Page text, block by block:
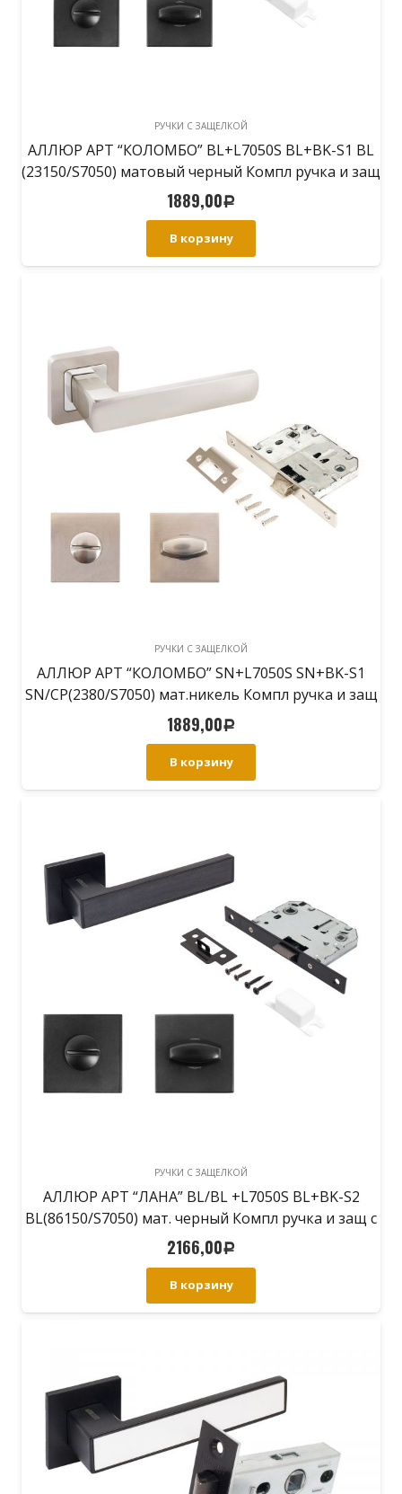
РУЧКИ С ЗАЩЕЛКОЙ
АЛЛЮР АРТ “КОЛОМБО” BL+L7050S BL+BK-S1 BL
(23150/S7050) матовый черный Компл ручка и защ
с фикс
1889,00Р
В корзину
РУЧКИ С ЗАЩЕЛКОЙ
АЛЛЮР АРТ “КОЛОМБО” SN+L7050S SN+BK-S1
SN/CP(2380/S7050) мат.никель Компл ручка и защ
с фикс
1889,00Р
В корзину
РУЧКИ С ЗАЩЕЛКОЙ
АЛЛЮР АРТ “ЛАНА” BL/BL +L7050S BL+BK-S2
BL(86150/S7050) мат. черный Компл ручка и защ с
фикс
2166,00Р
В корзину